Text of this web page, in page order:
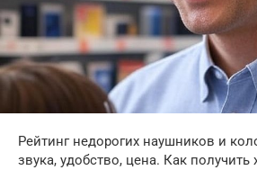
Рейтинг недорогих наушников и
звука, удобство, цена. Как